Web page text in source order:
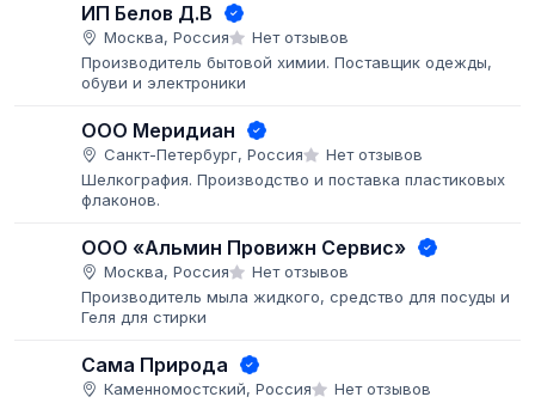
ИП Белов Д.В
Москва, Россия
Нет отзывов
Производитель бытовой химии. Поставщик одежды,
обуви и электроники
ООО Меридиан
Санкт-Петербург, Россия
Нет отзывов
Шелкография. Производство и поставка пластиковых
флаконов.
ООО «Альмин Провижн Сервис»
Москва, Россия
Нет отзывов
Производитель мыла жидкого, средство для посуды и
Геля для стирки
Сама Природа
Каменномостский, Россия
Нет отзывов